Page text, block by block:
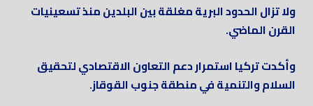
ولا تزال الحدود البرية مغلقة بين البلدين منذ تسعينيات
القرن الماضي.
وأكدت تركيا استمرار دعم التعاون الاقتصادي لتحقيق
السلام والتنمية في منطقة جنوب القوقاز.